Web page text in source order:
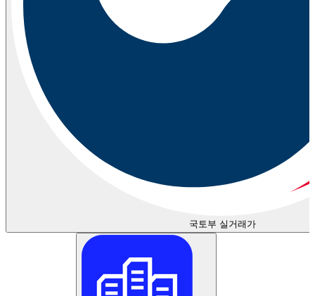
국토부 실거래가